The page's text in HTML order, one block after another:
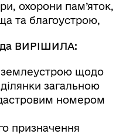
охорони пам’яток,
та благоустрою,
ВИРІШИЛА:
землеустрою щодо
загальною
номером
призначення